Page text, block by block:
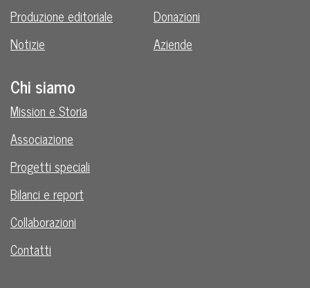
Produzione editoriale
Notizie
Donazioni
Aziende
Chi siamo
Mission e Storia
Associazione
Progetti speciali
Bilanci e report
Collaborazioni
Contatti